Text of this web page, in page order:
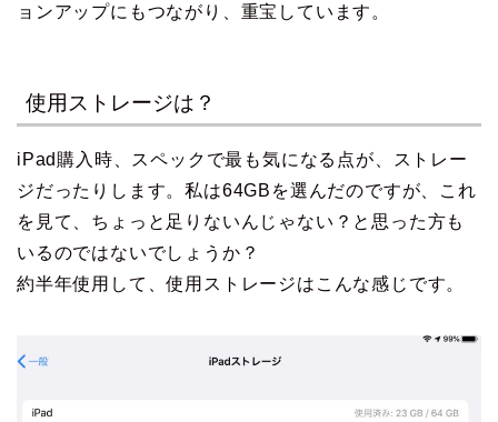
ョンアップにもつながり、重宝しています。
使用ストレージは？
iPad購入時、スペックで最も気になる点が、ストレー
ジだったりします。私は64GBを選んだのですが、これ
を見て、ちょっと足りないんじゃない？と思った方も
いるのではないでしょうか？
約半年使用して、使用ストレージはこんな感じです。